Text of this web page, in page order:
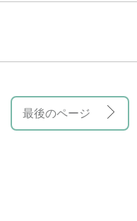
最後のページ